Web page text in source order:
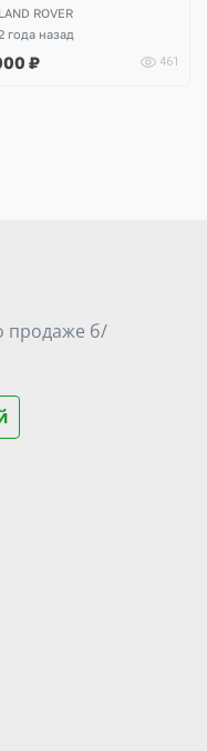
LAND ROVER
года назад
₽ 461
продаже б/